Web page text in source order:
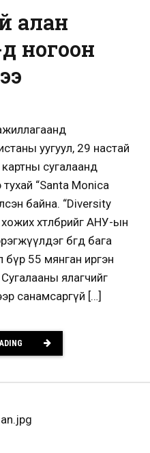
алан
ногоон
уугуул, 29 настай
сугалаанд
“Santa Monica
байна. “Diversity
хөтөлбөрийг АНУ-ын
бөгөөд бага
бүр 55 мянган иргэн
ялагчийг
санамсаргүй […]